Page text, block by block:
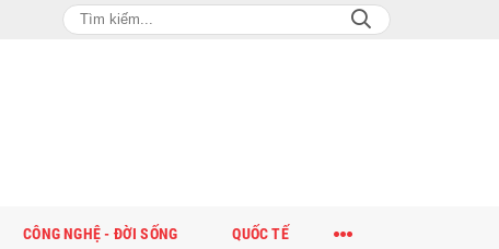
CÔNG NGHỆ - ĐỜI SỐNG QUỐC TẾ